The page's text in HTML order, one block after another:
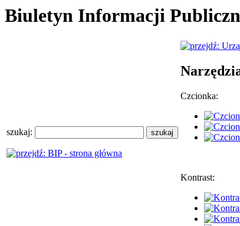
Biuletyn Informacji
szukaj:
Czcionka:
Kontrast: